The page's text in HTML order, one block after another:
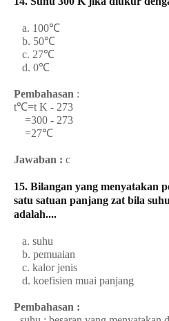
a. 100℃
b. 50℃
c. 27℃
d. 0℃
Pembahasan :
t℃=t K - 273
=300 - 273
=27℃
Jawaban : c
15. Bilangan yang menyatakan
satu satuan panjang zat bila
adalah....
a. suhu
b. pemuaian
c. kalor jenis
d. koefisien muai panjang
Pembahasan :